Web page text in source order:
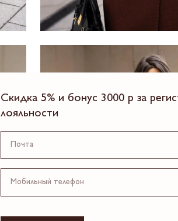
Скидка 5% и бонус 3000 р за
лояльности